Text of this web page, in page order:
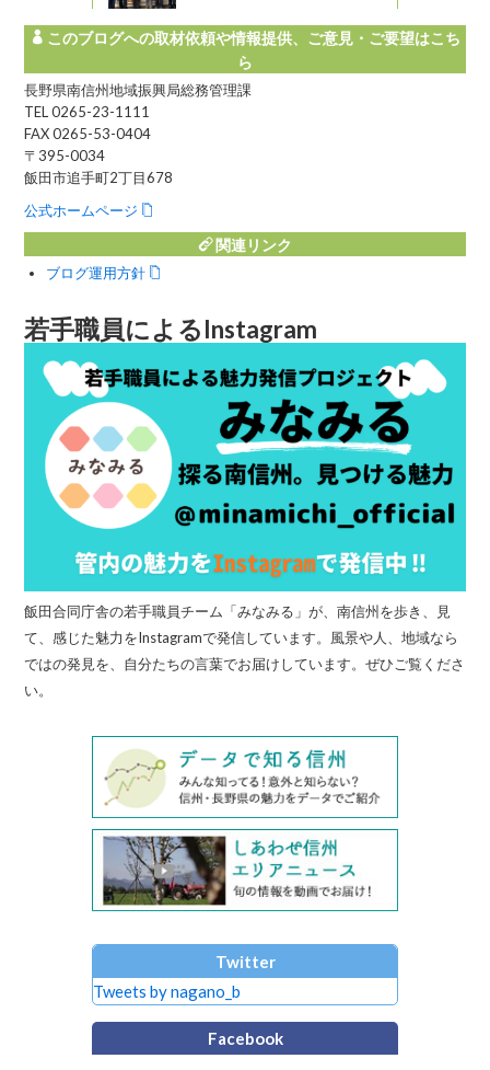
このブログへの取材依頼や情報提供、ご意見・ご要望はこち
ら
長野県南信州地域振興局総務管理課
TEL 0265-23-1111
FAX 0265-53-0404
〒395-0034
飯田市追手町2丁目678
公式ホームページ
関連リンク
ブログ運用方針
若手職員によるInstagram
飯田合同庁舎の若手職員チーム「みなみる」が、南信州を歩き、見
て、感じた魅力をInstagramで発信しています。風景や人、地域なら
ではの発見を、自分たちの言葉でお届けしています。ぜひご覧くださ
い。
Twitter
Tweets by nagano_b
Facebook